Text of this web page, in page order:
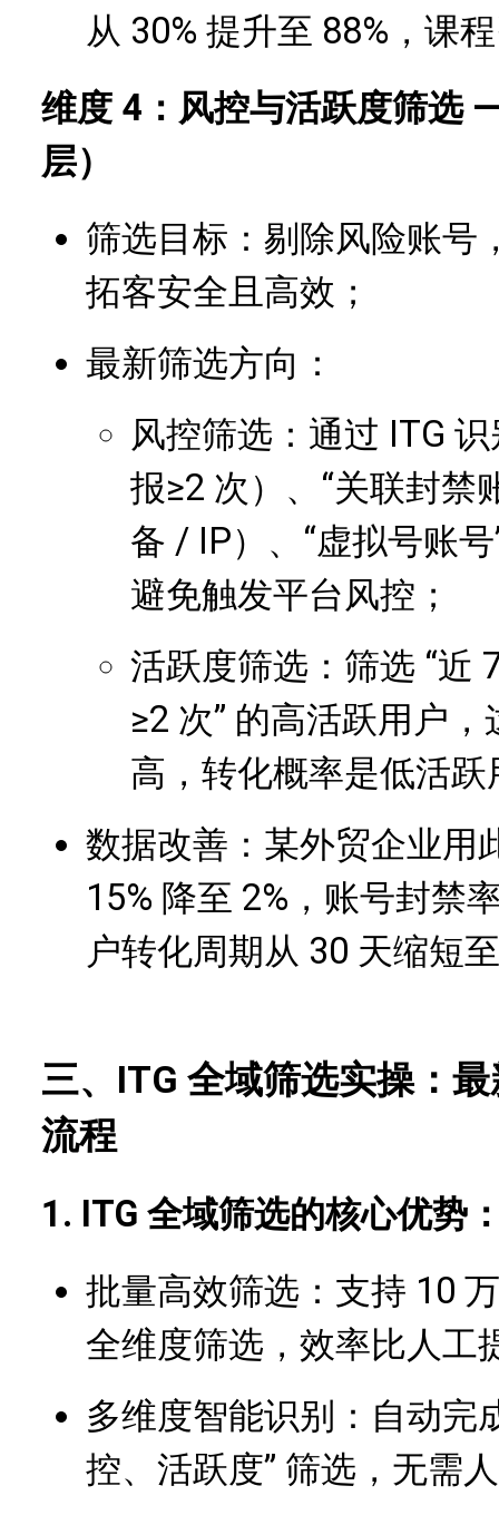
从 30% 提升至 88%，课
维度 4：风控与活跃度筛选
层）
筛选目标：剔除风险账号
拓客安全且高效；
最新筛选方向：
风控筛选：通过 ITG
报≥2 次）、“关联封禁
备 / IP）、“虚拟号账
避免触发平台风控；
活跃度筛选：筛选 “近
≥2 次” 的高活跃用户
高，转化概率是低活跃
数据改善：某外贸企业用
15% 降至 2%，账号封禁
户转化周期从 30 天缩短
三、ITG 全域筛选实操：
流程
1. ITG 全域筛选的核心优势
批量高效筛选：支持 10
全维度筛选，效率比人工
多维度智能识别：自动完
控、活跃度” 筛选，无需